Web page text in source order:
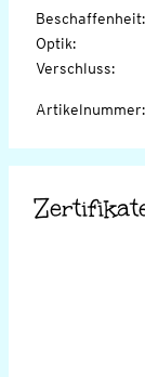
Beschaffenheit:
Optik:
Verschluss:
Artikelnummer: